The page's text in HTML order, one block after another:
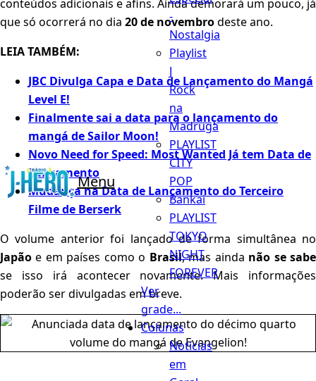
Menu
-
Nostalgia
Playlist
J
Rock
na
Madruga
PLAYLIST
CITY
POP
Bankai
PLAYLIST
TOKYO
NIGHT
FOREVER
Ver
grade...
Colunas
Notícias
em
conteúdos adicionais e afins. Ainda demorará um pouco, já
que só ocorrerá no dia 20 de novembrodeste ano.
LEIA TAMBÉM:
JBC Divulga Capa e Data de Lançamento do Mangá
Level E!
Finalmente sai a data para o lançamento do
mangá de Sailor Moon!
Novo Need for Speed: Most Wanted Já tem Data de
Lançamento
Mudança na Data de Lançamento do Terceiro
Filme de Berserk
O volume anterior foi lançado de forma simultânea no
Japãoe em países como o Brasil, mas ainda não se sabe
se isso irá acontecer novamente. Mais informações
poderão ser divulgadas em breve.